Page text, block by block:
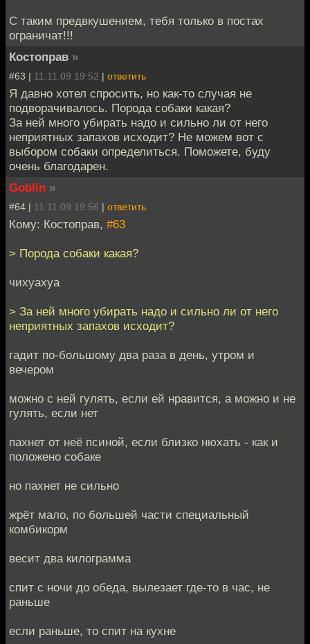
С таким предвкушением, тебя только в постах
ограничат!!!
Костоправ »
#63 | 11.11.09 19:52 | ответить
Я давно хотел спросить, но как-то случая не
подворачивалось. Порода собаки какая?
За ней много убирать надо и сильно ли от него
неприятных запахов исходит? Не можем вот с
выбором собаки определиться. Поможете, буду
очень благодарен.
Goblin »
#64 | 11.11.09 19:56 | ответить
Кому: Костоправ, #63
> Порода собаки какая?
чихуахуа
> За ней много убирать надо и сильно ли от него
неприятных запахов исходит?
гадит по-большому два раза в день, утром и
вечером
можно с ней гулять, если ей нравится, а можно и не
гулять, если нет
пахнет от неё псиной, если близко нюхать - как и
положено собаке
но пахнет не сильно
жрёт мало, по большей части специальный
комбикорм
весит два килограмма
спит с ночи до обеда, вылезает где-то в час, не
раньше
если раньше, то спит на кухне